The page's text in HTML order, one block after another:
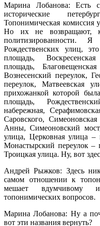
Марина Лобанова: Есть
исторические
Топонимическая комиссия
Но их не возвращают,
политизированности.
Рождественских улиц,
площадь,
площадь,
Вознесенский переулок,
переулок, Матвеевская
прихожанкой которой
площадь,
набережная,
Саровского,
Анны, Симеоновский
улица, Церковная улица –
Монастырский переулок –
Троицкая улица. Ну, вот
Андрей Рыжков: Здесь
самом отношении к
мешает вдумчивому и
топонимических вопросов.
Марина Лобанова: Ну а
вот эти названия вернуть?